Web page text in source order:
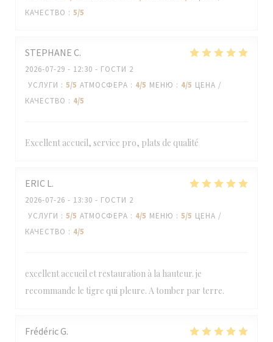
КАЧЕСТВО : 5/5
STEPHANE C
2026-07-29 - 12:30 - ГОСТИ 2
УСЛУГИ : 5/5 АТМОСФЕРА : 4/5 МЕНЮ : 4/5 ЦЕНА /
КАЧЕСТВО : 4/5
Excellent accueil, service pro, plats de qualité
ERIC L
2026-07-26 - 13:30 - ГОСТИ 2
УСЛУГИ : 5/5 АТМОСФЕРА : 4/5 МЕНЮ : 5/5 ЦЕНА /
КАЧЕСТВО : 4/5
excellent accueil et restauration à la hauteur. je
recommande le tigre qui pleure. A tomber par terre.
FrédéricG